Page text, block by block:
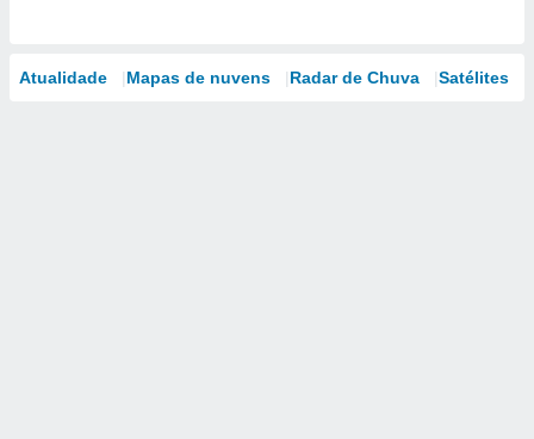
Atualidade Mapas de nuvens Radar de Chuva Satélites